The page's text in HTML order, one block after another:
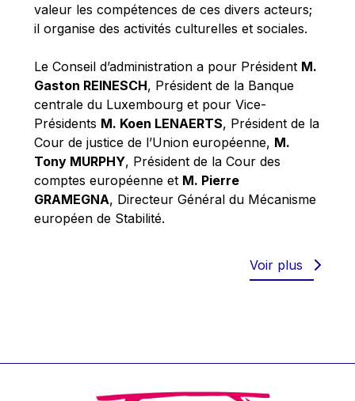
Paolo Mengozzi
Paschal Donohoe
Pat Cox
Patrizia Nanz
Philippe Maystadt
Pierre Gramegna
Richard Pelly
Robert Goebbels
Robert REYNDERS
Timothy Radcliffe
Vaclav Klaus
valeur les compétences de ces divers acteurs;
il organise des activités culturelles et sociales.
Le Conseil d’administration a pour Président M.
Gaston REINESCH, Président de la Banque
centrale du Luxembourg et pour Vice-
Présidents M. Koen LENAERTS, Président de la
Cour de justice de l’Union européenne, M.
Tony MURPHY, Président de la Cour des
comptes européenne et M. Pierre
GRAMEGNA, Directeur Général du Mécanisme
européen de Stabilité.
Voir plus